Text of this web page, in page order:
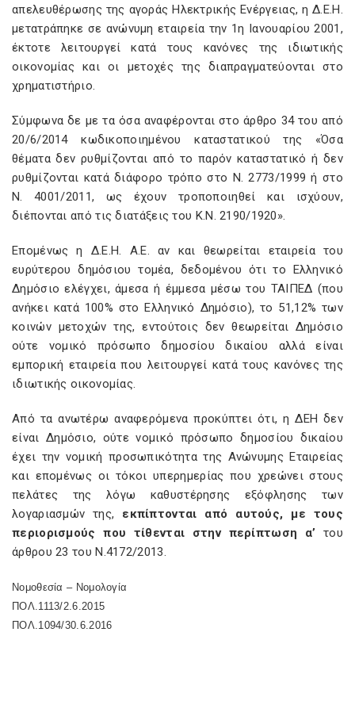
απελευθέρωσης της αγοράς Ηλεκτρικής Ενέργειας, η Δ.Ε.Η.
μετατράπηκε σε ανώνυμη εταιρεία την 1η Ιανουαρίου 2001,
έκτοτε λειτουργεί κατά τους κανόνες της ιδιωτικής
οικονομίας και οι μετοχές της διαπραγματεύονται στο
χρηματιστήριο.
Σύμφωνα δε με τα όσα αναφέρονται στο άρθρο 34 του από
20/6/2014 κωδικοποιημένου καταστατικού της «Όσα
θέματα δεν ρυθμίζονται από το παρόν καταστατικό ή δεν
ρυθμίζονται κατά διάφορο τρόπο στο Ν. 2773/1999 ή στο
Ν. 4001/2011, ως έχουν τροποποιηθεί και ισχύουν,
διέπονται από τις διατάξεις του Κ.Ν. 2190/1920».
Επομένως η Δ.Ε.Η. Α.Ε. αν και θεωρείται εταιρεία του
ευρύτερου δημόσιου τομέα, δεδομένου ότι το Ελληνικό
Δημόσιο ελέγχει, άμεσα ή έμμεσα µέσω του ΤΑΙΠΕ∆ (που
ανήκει κατά 100% στο Ελληνικό Δημόσιο), το 51,12% των
κοινών μετοχών της, εντούτοις δεν θεωρείται Δημόσιο
ούτε νομικό πρόσωπο δημοσίου δικαίου αλλά είναι
εμπορική εταιρεία που λειτουργεί κατά τους κανόνες της
ιδιωτικής οικονομίας.
Από τα ανωτέρω αναφερόμενα προκύπτει ότι, η ΔΕΗ δεν
είναι Δημόσιο, ούτε νομικό πρόσωπο δημοσίου δικαίου
έχει την νομική προσωπικότητα της Ανώνυμης Εταιρείας
και επομένως οι τόκοι υπερημερίας που χρεώνει στους
πελάτες της λόγω καθυστέρησης εξόφλησης των
λογαριασμών της, εκπίπτονται από αυτούς, με τους
περιορισμούς που τίθενται στην περίπτωση α’του
άρθρου 23 του Ν.4172/2013.
Νομοθεσία – Νομολογία
ΠΟΛ.1113/2.6.2015
ΠΟΛ.1094/30.6.2016